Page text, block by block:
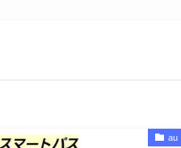
au